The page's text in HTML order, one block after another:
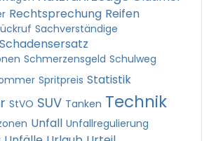
Rechtsprechung Reifen
Sachverständige
Schadensersatz
Schmerzensgeld Schulweg
Spritpreis Statistik
StVO SUV Tanken Technik
Unfall Unfallregulierung